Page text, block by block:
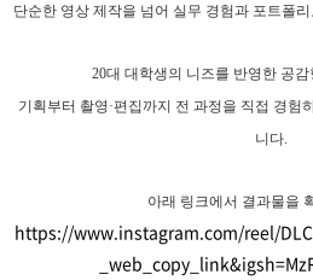
단순한 영상 제작을 넘어 실무 경험과 포트폴
20대 대학생의 니즈를 반영한 공감
기획부터 촬영·편집까지 전 과정을 직접 경험
니다.
아래 링크에서 결과물을
https://www.instagram.com/reel/